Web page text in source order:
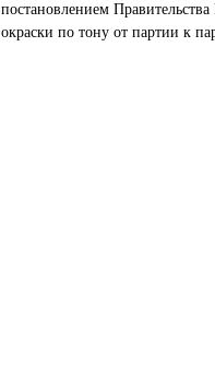
постановлением
окраски по тону от партии к